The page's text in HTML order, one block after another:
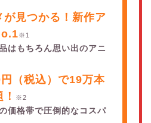
が見つかる！新作ア
※1
はもちろん思い出のアニ
（税込）で19万本
※2
価格帯で圧倒的なコスパ